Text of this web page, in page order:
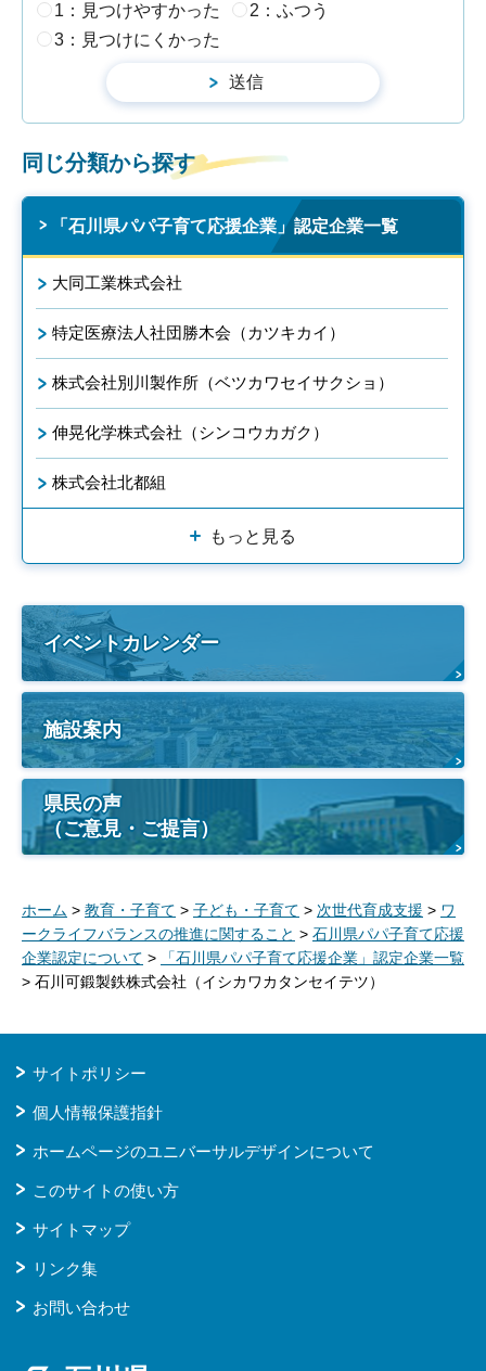
1：見つけやすかった
2：ふつう
3：見つけにくかった
同じ分類から探す
「石川県パパ子育て応援企業」認定企業一覧
大同工業株式会社
特定医療法人社団勝木会（カツキカイ）
株式会社別川製作所（ベツカワセイサクショ）
伸晃化学株式会社（シンコウカガク）
株式会社北都組
もっと見る
イベントカレンダー
施設案内
県民の声
（ご意見・ご提言）
ホーム > 教育・子育て > 子ども・子育て > 次世代育成支援 > ワ
ークライフバランスの推進に関すること > 石川県パパ子育て応援
企業認定について >
「石川県パパ子育て応援企業」認定企業一覧
> 石川可鍛製鉄株式会社（イシカワカタンセイテツ）
サイトポリシー
個人情報保護指針
ホームページのユニバーサルデザインについて
このサイトの使い方
サイトマップ
リンク集
お問い合わせ